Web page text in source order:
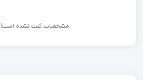
مشخصات ثبت نشده است!